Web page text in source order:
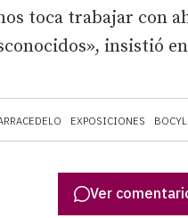
EXPOSICIONES BOCYL
toca trabajar con
insistió
Ver